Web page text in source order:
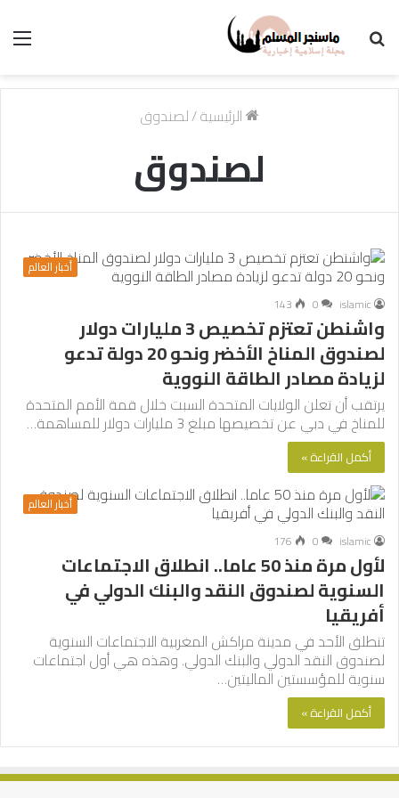
الرئيسية/لصندوق
لصندوق
أخبار العالم
islamic
0
143
واشنطن تعتزم تخصيص 3 مليارات دولار
لصندوق المناخ الأخضر ونحو 20 دولة تدعو
لزيادة مصادر الطاقة النووية
يرتقب أن تعلن الولايات المتحدة السبت خلال قمة الأمم المتحدة
للمناخ في دبي عن تخصيصها مبلغ 3 مليارات دولار للمساهمة…
أكمل القراءة »
أخبار العالم
islamic
0
176
لأول مرة منذ 50 عاما.. انطلاق الاجتماعات
السنوية لصندوق النقد والبنك الدولي في
أفريقيا
تنطلق الأحد في مدينة مراكش المغربية الاجتماعات السنوية
لصندوق النقد الدولي والبنك الدولي. وهذه هي أول اجتماعات
سنوية للمؤسستين الماليتين…
أكمل القراءة »